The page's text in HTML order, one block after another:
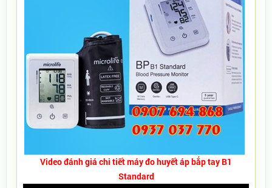
Video đánh giá chi tiết máy đo huyết áp bắp tay B1
Standard